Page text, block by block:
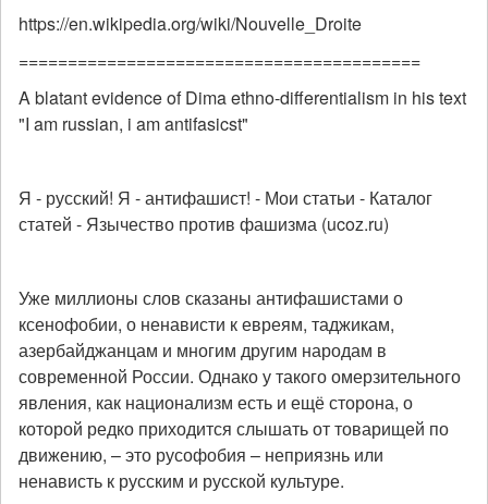
https://en.wikipedia.org/wiki/Nouvelle_Droite
=========================================
A blatant evidence of Dima ethno-differentialism in his text
"I am russian, i am antifasicst"
Я - русский! Я - антифашист! - Мои статьи - Каталог
статей - Язычество против фашизма (ucoz.ru)
Уже миллионы слов сказаны антифашистами о
ксенофобии, о ненависти к евреям, таджикам,
азербайджанцам и многим другим народам в
современной России. Однако у такого омерзительного
явления, как национализм есть и ещё сторона, о
которой редко приходится слышать от товарищей по
движению, – это русофобия – неприязнь или
ненависть к русским и русской культуре.